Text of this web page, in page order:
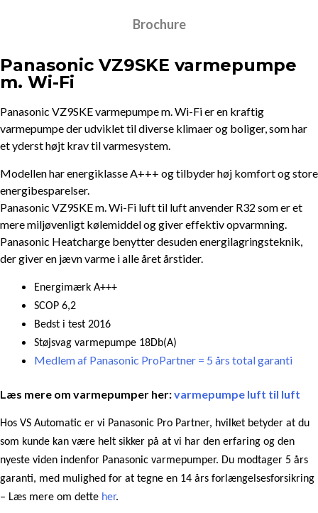
Brochure
Panasonic VZ9SKE varmepumpe
m. Wi-Fi
Panasonic VZ9SKE varmepumpe m. Wi-Fi er en kraftig
varmepumpe der udviklet til diverse klimaer og boliger, som har
et yderst højt krav til varmesystem.
Modellen har energiklasse A+++ og tilbyder høj komfort og store
energibesparelser.
Panasonic VZ9SKE m. Wi-Fi luft til luft anvender R32 som er et
mere miljøvenligt kølemiddel og giver effektiv opvarmning.
Panasonic Heatcharge benytter desuden energilagringsteknik,
der giver en jævn varme i alle året årstider.
Energimærk A+++
SCOP 6,2
Bedst i test 2016
Støjsvag varmepumpe 18Db(A)
Medlem af Panasonic ProPartner = 5 års total garanti
Læs mere om varmepumper her:varmepumpe luft til luft
Hos VS Automatic er vi Panasonic Pro Partner, hvilket betyder at du
som kunde kan være helt sikker på at vi har den erfaring og den
nyeste viden indenfor Panasonic varmepumper. Du modtager 5 års
garanti, med mulighed for at tegne en 14 års forlængelsesforsikring
– Læs mere om dette her.